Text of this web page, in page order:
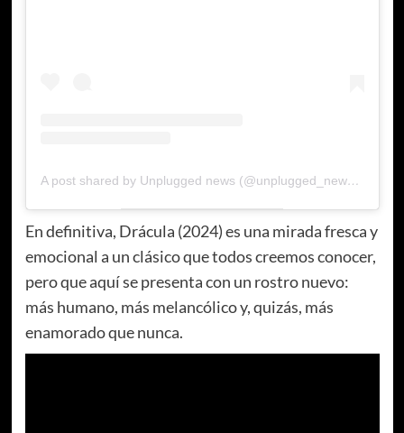
A post shared by Unplugged news (@unplugged_newsmx)
En definitiva, Drácula (2024) es una mirada fresca y
emocional a un clásico que todos creemos conocer,
pero que aquí se presenta con un rostro nuevo:
más humano, más melancólico y, quizás, más
enamorado que nunca.